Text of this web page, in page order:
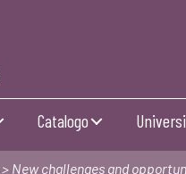
Catalogo
> New challenges and